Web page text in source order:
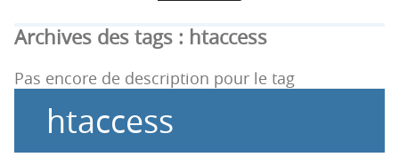
g
a
t
i
p
r
a
u
c
t
Archives des tags : htaccess
Pas encore de description pour le tag
htaccess